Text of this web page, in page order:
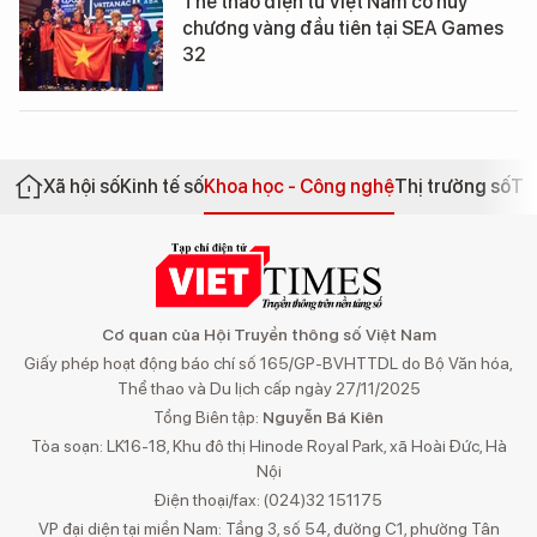
chương vàng đầu tiên tại SEA Games
32
Xã hội sốKinh tế sốKhoa học - Công nghệThị trường số
Cơ quan của Hội Truyền thông số Việt Nam
Giấy phép hoạt động báo chí số 165/GP-BVHTTDL do Bộ Văn hóa,
Thể thao và Du lịch cấp ngày 27/11/2025
Tổng Biên tập: Nguyễn Bá Kiên
Tòa soạn: LK16-18, Khu đô thị Hinode Royal Park, xã Hoài Đức, Hà
Nội
Điện thoại/fax: (024)32 151175
VP đại diện tại miền Nam: Tầng 3, số 54, đường C1, phường Tân